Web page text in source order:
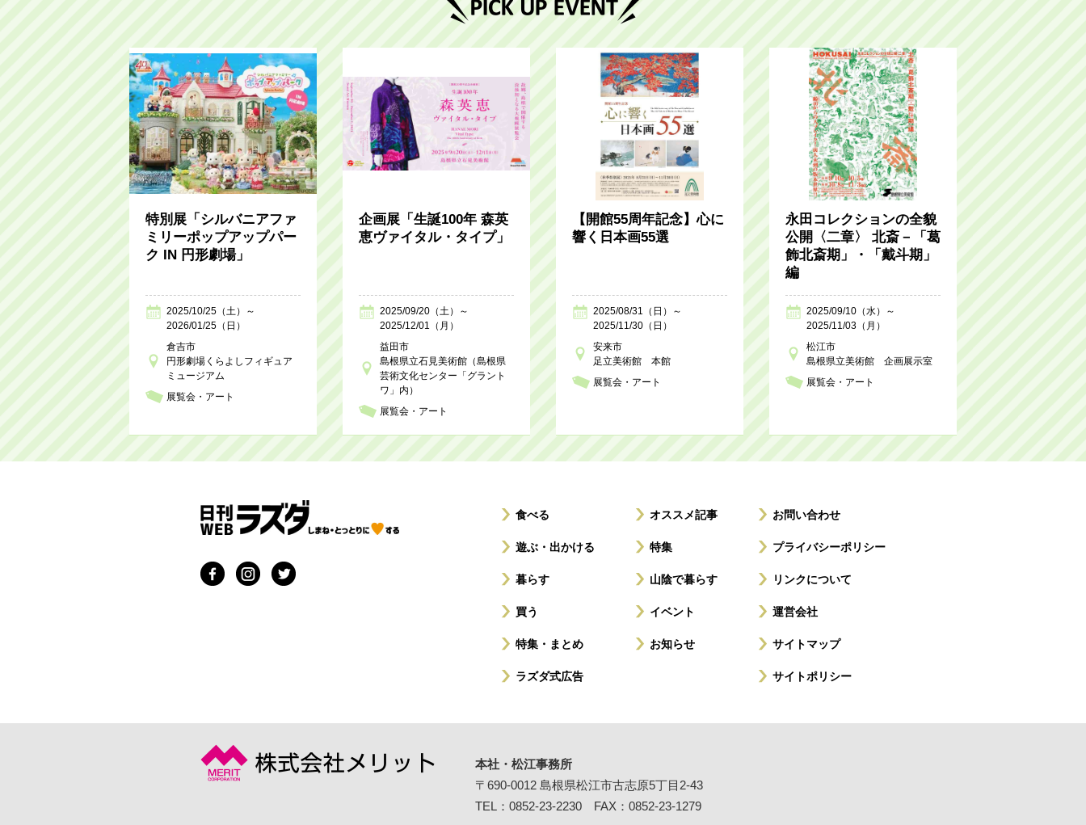
特別展「シルバニアファ
ミリーポップアップパー
ク IN 円形劇場」
2025/10/25（土）～
2026/01/25（日）
倉吉市
円形劇場くらよしフィギュア
ミュージアム
展覧会・アート
企画展「生誕100年 森英
恵ヴァイタル・タイプ」
2025/09/20（土）～
2025/12/01（月）
益田市
島根県立石見美術館（島根県
芸術文化センター「グラント
ワ」内）
展覧会・アート
【開館55周年記念】心に
響く日本画55選
2025/08/31（日）～
2025/11/30（日）
安来市
足立美術館 本館
展覧会・アート
永田コレクションの全貌
公開〈二章〉 北斎－「葛
飾北斎期」・「戴斗期」
編
2025/09/10（水）～
2025/11/03（月）
松江市
島根県立美術館 企画展示室
展覧会・アート
食べる
遊ぶ・出かける
暮らす
買う
特集・まとめ
ラズダ式広告
オススメ記事
特集
山陰で暮らす
イベント
お知らせ
お問い合わせ
プライバシーポリシー
リンクについて
運営会社
サイトマップ
サイトポリシー
本社・松江事務所
〒690-0012 島根県松江市古志原5丁目2-43
TEL：0852-23-2230 FAX：0852-23-1279